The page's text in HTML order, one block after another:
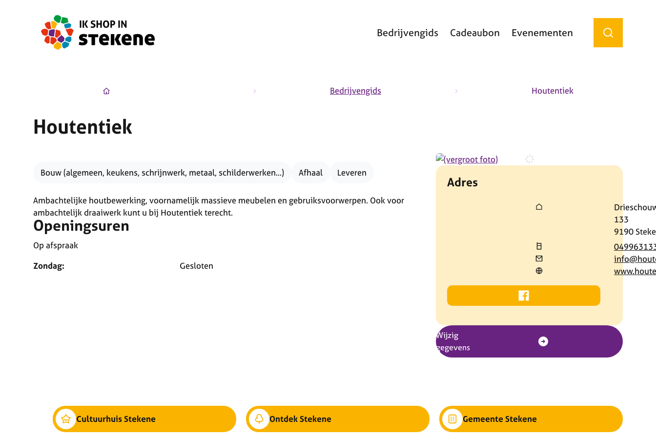
Ik Shop in Stekene
Bedrijvengids Cadeaubon Evenementen Zoek tonen /
Bedrijvengids Houtentiek
Houtentiek
Bouw (algemeen, keukens, schrijnwerk, metaal, schilderwerken...) Afhaal Leveren
Ambachtelijke houtbewerking, voornamelijk massieve meubelen en gebruiksvoorwerpen. Ook voor
ambachtelijk draaiwerk kunt u bij Houtentiek terecht.
Openingsuren
Op afspraak
Zondag:
Gesloten
Adres
133
,9190
info@
Houtentiek
Wijzig
gegevens
Cultuurhuis Stekene Ontdek Stekene Gemeente Stekene